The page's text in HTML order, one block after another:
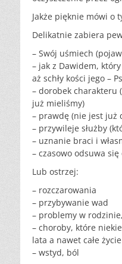
Jakże pięknie mówi o
Delikatnie zabiera
– Swój uśmiech
– jak z Dawidem,
aż schły kości jego –
– dorobek charakteru
już mieliśmy)
– prawdę (nie jest już
– przywileje służby
– uznanie braci i
– czasowo odsuwa się
Lub ostrzej:
– rozczarowania
– przybywanie wad
– problemy w
– choroby, które
lata a nawet całe życie
– wstyd, ból